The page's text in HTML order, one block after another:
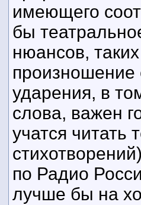
имеющего
бы
нюансов,
произношение
ударения, в
слова, важен
учатся читать
по Радио
лучше бы на